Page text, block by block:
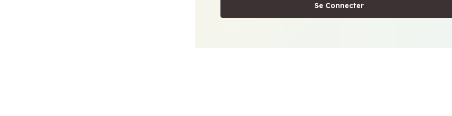
Se Connecter